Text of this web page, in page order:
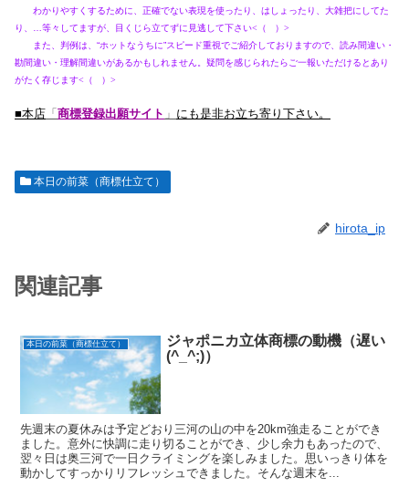
わかりやすくするために、正確でない表現を使ったり、はしょったり、大雑把にしてた
り、…等々してますが、目くじら立てずに見逃して下さい< （ ） >
また、判例は、“ホットなうちに”スピード重視でご紹介しておりますので、読み間違い・
勘間違い・理解間違いがあるかもしれません。疑問を感じられたらご一報いただけるとあり
がたく存じます< （ ） >
■本店 「 商標登録出願サイト 」 にも是非お立ち寄り下さい。
本日の前菜（商標仕立て）
hirota_ip
関連記事
本日の前菜（商標仕立て）
ジャポニカ立体商標の動機（遅い
(^_^;)）
先週末の夏休みは予定どおり三河の山の中を20km強走ることができ
ました。意外に快調に走り切ることができ、少し余力もあったので、
翌々日は奥三河で一日クライミングを楽しみました。思いっきり体を
動かしてすっかりリフレッシュできました。そんな週末を...